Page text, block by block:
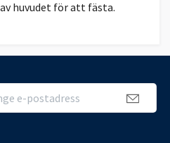
huvudet för att fästa.